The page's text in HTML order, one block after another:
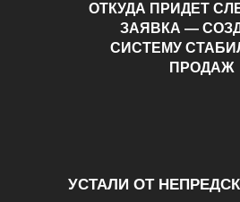
ОТКУДА ПРИДЕТ
ЗАЯВКА —
СИСТЕМУ
ПРОДАЖ
УСТАЛИ ОТ